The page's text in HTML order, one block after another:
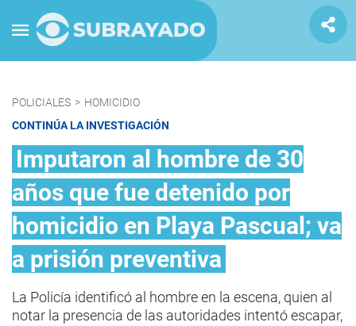
POLICIALES > HOMICIDIO
CONTINÚA LA INVESTIGACIÓN
Imputaron al hombre de 30
años que fue detenido por
homicidio en Playa Pascual; va
a prisión preventiva
La Policía identificó al hombre en la escena, quien al
notar la presencia de las autoridades intentó escapar,